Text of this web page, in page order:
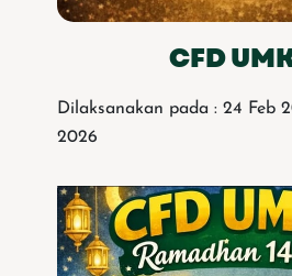
CFD
Dilaksanakan pada : 24 Feb
2026